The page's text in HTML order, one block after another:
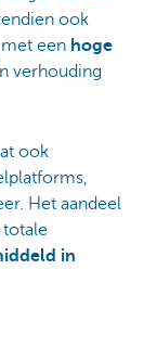
ook
een hoge
verhouding
ook
Het aandeel
in